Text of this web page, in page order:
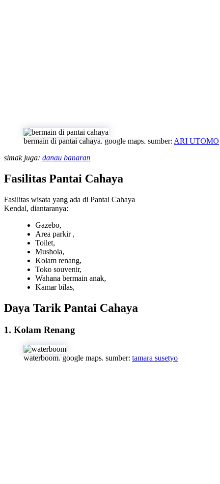
bermain di pantai cahaya. google maps. sumber: ARI UTOMO
simak juga: danau banaran
Fasilitas Pantai Cahaya
Fasilitas wisata yang ada di Pantai Cahaya
Kendal, diantaranya:
Gazebo,
Area parkir ,
Toilet,
Mushola,
Kolam renang,
Toko souvenir,
Wahana bermain anak,
Kamar bilas,
Daya Tarik Pantai Cahaya
1. Kolam Renang
waterboom. google maps. sumber: tamara susetyo